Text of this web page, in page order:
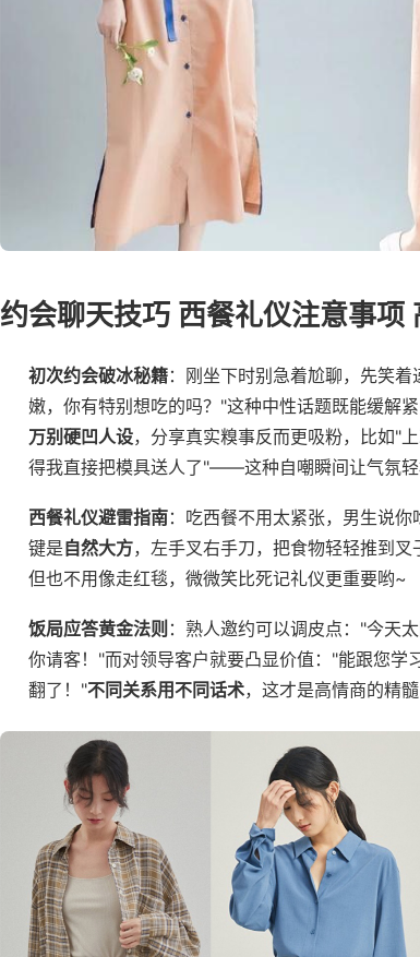
约会聊天技巧 西餐礼仪注意事项
初次约会破冰秘籍：刚坐下时别急着尬聊，先笑
嫩，你有特别想吃的吗？"这种中性话题既能缓解
万别硬凹人设，分享真实糗事反而更吸粉，比如"
得我直接把模具送人了"——这种自嘲瞬间让气氛轻
西餐礼仪避雷指南：吃西餐不用太紧张，男生说
键是 自然大方，左手叉右手刀，把食物轻轻推到叉
但也不用像走红毯，微微笑比死记礼仪更重要哟~
饭局应答黄金法则 ：熟人邀约可以调皮点："今天
你请客！"而对领导客户就要凸显价值："能跟您学
翻了！"不同关系用不同话术，这才是高情商的精髓